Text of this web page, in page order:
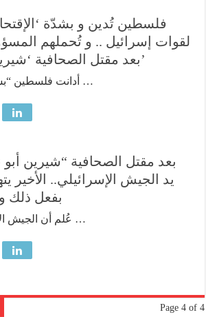
فلسطين تُدين و بشدّة
لقوات إسرائيل .. و تُحملهم
بعد مقتل الصحافية ‘شيرين أبو عاقلة’
أدانت فلسطين “بشدة”، في بلاغ …
بعد مقتل الصحافية “شيرين
يد الجيش الإسرائيلي.. الأخير
بفعل ذلك
عُلم أن الجيش الإسرائيلي أعلن …
Page 4 of 4